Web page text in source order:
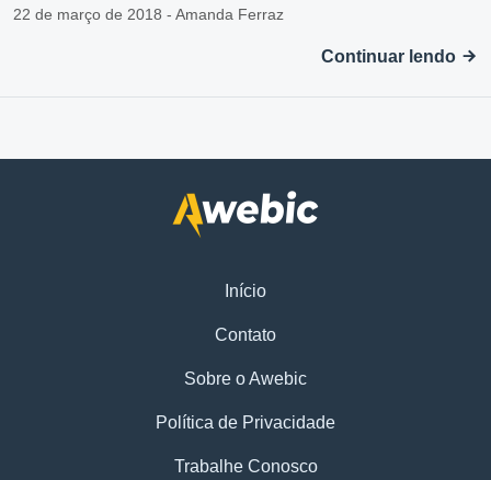
22 de março de 2018 - Amanda Ferraz
Continuar lendo
Início
Contato
Sobre o Awebic
Política de Privacidade
Trabalhe Conosco